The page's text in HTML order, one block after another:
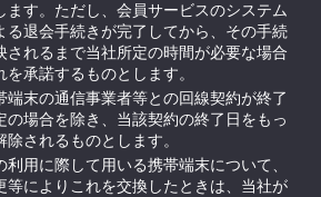
ます。ただし、会員サービスのシステム
る退会手続きが完了してから、その手続
されるまで当社所定の時間が必要な場合
承諾するものとします。
端末の通信事業者等との回線契約が終了
の場合を除き、当該契約の終了日をもっ
されるものとします。
用に際して用いる携帯端末について、
等によりこれを交換したときは、当社が